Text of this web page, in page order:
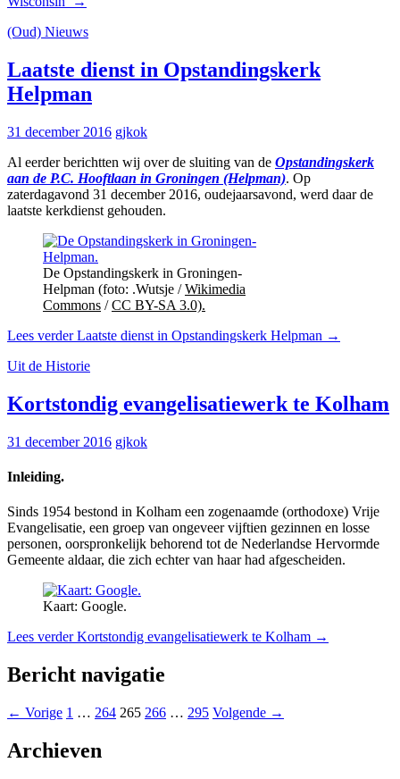
(Oud) Nieuws
Laatste dienst in Opstandingskerk
Helpman
31 december 2016 gjkok
Al eerder berichtten wij over de sluiting van de Opstandingskerk
aan de P.C. Hooftlaan in Groningen (Helpman). Op
zaterdagavond 31 december 2016, oudejaarsavond, werd daar de
laatste kerkdienst gehouden.
De Opstandingskerk in Groningen-
Helpman (foto: .Wutsje /Wikimedia
Commons /CC BY-SA 3.0).
Lees verderLaatste dienst in Opstandingskerk Helpman →
Uit de Historie
Kortstondig evangelisatiewerk te Kolham
31 december 2016 gjkok
Inleiding.
Sinds 1954 bestond in Kolham een zogenaamde (orthodoxe) Vrije
Evangelisatie, een groep van ongeveer vijftien gezinnen en losse
personen, oorspronkelijk behorend tot de Nederlandse Hervormde
Gemeente aldaar, die zich echter van haar had afgescheiden.
Kaart: Google.
Lees verderKortstondig evangelisatiewerk te Kolham →
Bericht navigatie
← Vorige 1 … 264 265 266 … 295 Volgende →
Archieven